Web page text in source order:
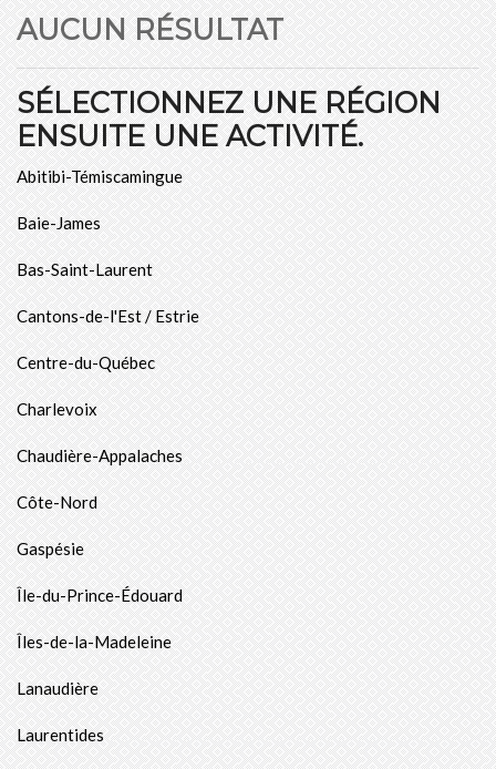
AUCUN RÉSULTAT
SÉLECTIONNEZ UNE RÉGION
ENSUITE UNE ACTIVITÉ.
Abitibi-Témiscamingue
Baie-James
Bas-Saint-Laurent
Cantons-de-l'Est / Estrie
Centre-du-Québec
Charlevoix
Chaudière-Appalaches
Côte-Nord
Gaspésie
Île-du-Prince-Édouard
Îles-de-la-Madeleine
Lanaudière
Laurentides